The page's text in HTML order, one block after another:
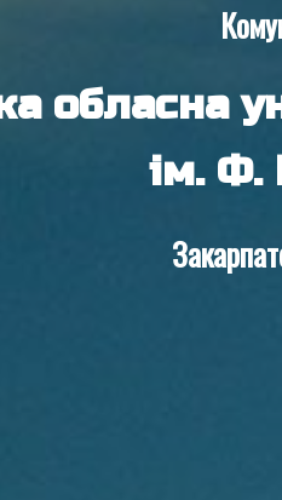
обласна
ім. Ф.